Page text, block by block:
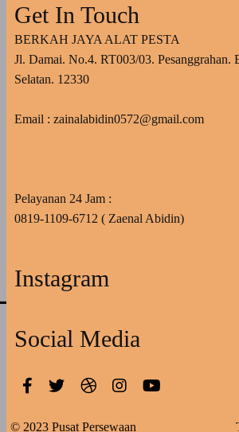
Get In Touch
BERKAH JAYA ALAT PESTA
Jl. Damai. No.4. RT003/03. Pesanggrahan.
Selatan. 12330
Email : zainalabidin0572@gmail.com
Pelayanan 24 Jam :
0819-1109-6712 ( Zaenal Abidin)
Instagram
Social Media
© 2023 Pusat Persewaan